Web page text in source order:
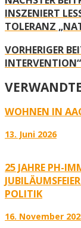
INSZENIERT
TOLERANZ
VORHERIGER
WOHNEN IN
13. Juni 2026
25 JAHRE PH-
POLITIK
16. November